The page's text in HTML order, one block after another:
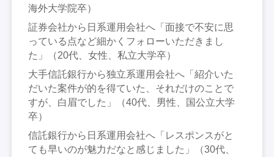
海外大学院卒）
証券会社から日系運用会社へ「面接で不安に思
っている点など細かくフォローいただきまし
た」（20代、女性、私立大学卒）
大手信託銀行から独立系運用会社へ「紹介いた
だいた案件が的を得ていた、それだけのことで
すが、白眉でした」（40代、男性、国公立大学
卒）
信託銀行から日系運用会社へ「レスポンスがと
ても早いのが魅力だなと感じました」（30代、